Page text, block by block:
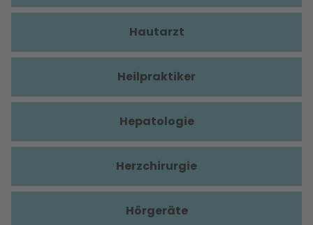
Hautarzt
Heilpraktiker
Hepatologie
Herzchirurgie
Hörgeräte